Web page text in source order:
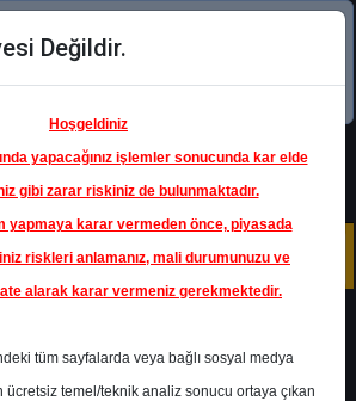
uygulamayı indirin!
Değildir.
Hoşgeldiniz
yapacağınız işlemler sonucunda kar elde
gibi zarar riskiniz de bulunmaktadır.
yapmaya karar vermeden önce, piyasada
riskleri anlamanız, mali durumunuzu ve
alarak karar vermeniz gerekmektedir.
tüm sayfalarda veya bağlı sosyal medya
ücretsiz temel/teknik analiz sonucu ortaya çıkan